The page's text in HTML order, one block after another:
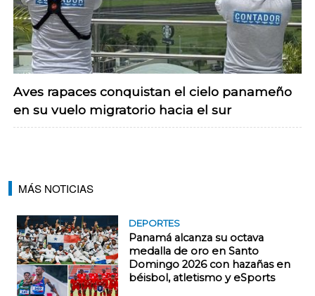
Aves rapaces conquistan el cielo panameño
en su vuelo migratorio hacia el sur
MÁS NOTICIAS
DEPORTES
Panamá alcanza su octava
medalla de oro en Santo
Domingo 2026 con hazañas en
béisbol, atletismo y eSports